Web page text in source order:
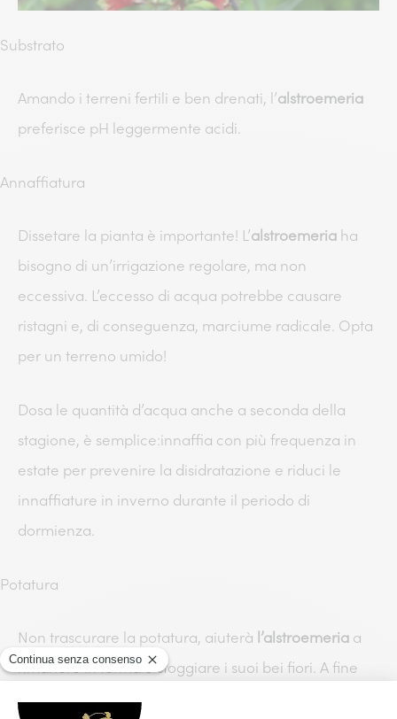
Substrato
Amando i terreni fertili e ben drenati, l’alstroemeria
preferisce pH leggermente acidi.
Annaffiatura
Dissetare la pianta è importante! L’alstroemeria ha
bisogno di un’irrigazione regolare, ma non
eccessiva. L’eccesso di acqua potrebbe causare
ristagni e, di conseguenza, marciume radicale. Opta
per un terreno umido!
Dosa le quantità d’acqua anche a seconda della
stagione, è semplice:innaffia con più frequenza in
estate per prevenire la disidratazione e riduci le
innaffiature in inverno durante il periodo di
dormienza.
Potatura
Non trascurare la potatura, aiuterà l’alstroemeria a
rimanere in forma e sfoggiare i suoi bei fiori. A fine
stagione di fioritura, rimuovi i fiori appassiti e le foglie